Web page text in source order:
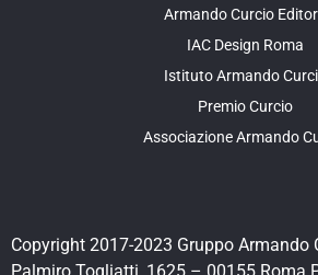
Armando Curcio
IAC Design Roma
Istituto Armando
Premio Curcio
Associazione Armando
Copyright 2017-2023 Gruppo Armando